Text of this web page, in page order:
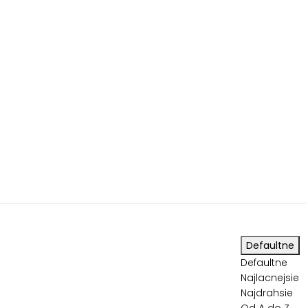
Defaultne
Defaultne
Najlacnejsie
Najdrahsie